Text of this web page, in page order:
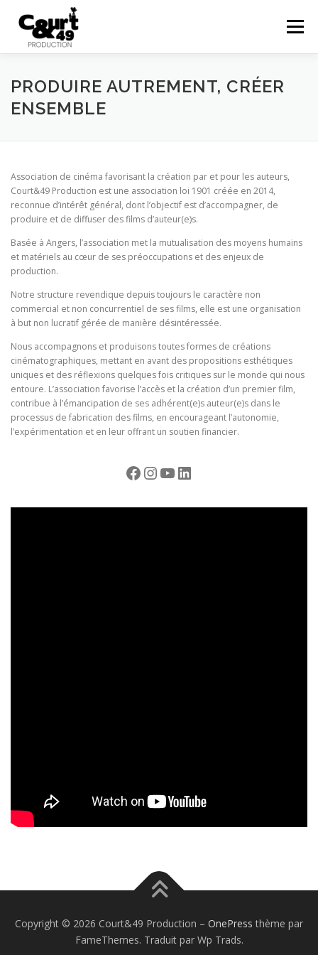
Menu
EN SAVOIR PLUS ACTUALITÉS RÉALISATIONS
CONTACT
PRODUIRE AUTREMENT, CRÉER
ENSEMBLE
Association de cinéma favorisant la création par et pour les auteurs,
Court&49 Production est une association loi 1901 créée en 2014,
reconnue d’intérêt général, dont l’objectif est d’accompagner, de
produire et de diffuser des films d’auteur(e)s.
Basée à Angers, l’association met la mutualisation des moyens humains
et matériels au cœur de ses préoccupations et des enjeux de
production.
Notre structure revendique depuis toujours le caractère non
commercial et non concurrentiel de ses films, elle est une organisation
à but non lucratif gérée de manière désintéressée.
Nous accompagnons et produisons toutes formes de créations
cinématographiques, mettant en avant des propositions esthétiques
uniques et des réflexions quelques fois critiques sur le monde qui nous
entoure. L’association favorise l’accès et la création d’un premier film,
contribue à l’émancipation de ses adhérent(e)s auteur(e)s dans le
processus de fabrication des films, en encourageant l’autonomie,
l’expérimentation et en leur offrant un soutien financier.
Copyright © 2026 Court&49 Production – OnePress thème par
FameThemes. Traduit par Wp Trads.